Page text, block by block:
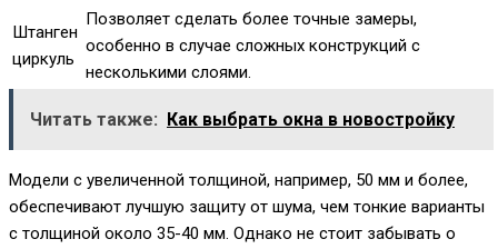
Штанген
циркуль
Позволяет сделать более точные замеры,
особенно в случае сложных конструкций с
несколькими слоями.
Читать также: Как выбрать окна в новостройку
Модели с увеличенной толщиной, например, 50 мм и более,
обеспечивают лучшую защиту от шума, чем тонкие варианты
с толщиной около 35-40 мм. Однако не стоит забывать о